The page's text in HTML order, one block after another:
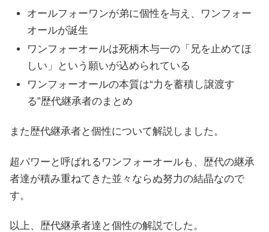
オールフォーワンが弟に個性を与え、ワンフォー
オールが誕生
ワンフォーオールは死柄木与一の「兄を止めてほ
しい」という願いが込められている
ワンフォーオールの本質は“力を蓄積し譲渡す
る”歴代継承者のまとめ
また歴代継承者と個性について解説しました。
超パワーと呼ばれるワンフォーオールも、歴代の継承
者達が積み重ねてきた並々ならぬ努力の結晶なので
す。
以上、歴代継承者達と個性の解説でした。